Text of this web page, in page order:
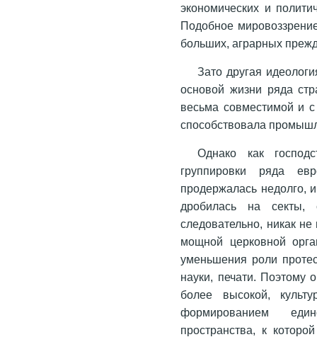
экономических и
Подобное
больших, аграрных
Зато другая
основой жизни ряда
весьма совместимой и
способствовала
Однако как
группировки ряда
продержалась недолго,
дробилась на секты,
следовательно, никак
мощной церковной
уменьшения роли
науки, печати. Поэтому
более высокой,
формированием
пространства, к